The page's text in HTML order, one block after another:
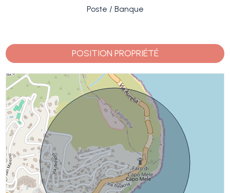
Poste / Banque
POSITION PROPRIÉTÉ